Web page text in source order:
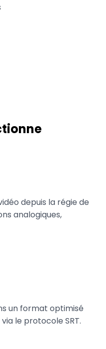
depuis la régie de
analogiques,
un format optimisé
le protocole SRT.